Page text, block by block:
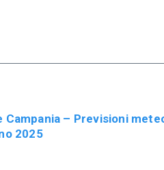
Campania – Previsioni
2025